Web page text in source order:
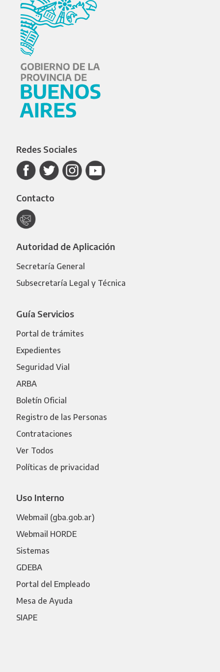
Redes Sociales
Contacto
Autoridad de Aplicación
Secretaría General
Subsecretaría Legal y Técnica
Guía Servicios
Portal de trámites
Expedientes
Seguridad Vial
ARBA
Boletín Oficial
Registro de las Personas
Contrataciones
Ver Todos
Políticas de privacidad
Uso Interno
Webmail (gba.gob.ar)
Webmail HORDE
Sistemas
GDEBA
Portal del Empleado
Mesa de Ayuda
SIAPE